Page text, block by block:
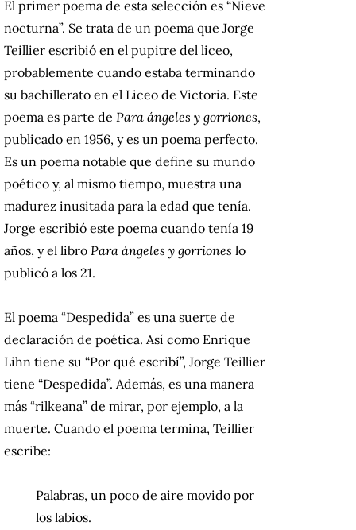
El primer poema de esta selección es “Nieve
nocturna”. Se trata de un poema que Jorge
Teillier escribió en el pupitre del liceo,
probablemente cuando estaba terminando
su bachillerato en el Liceo de Victoria. Este
poema es parte de Para ángeles y gorriones,
publicado en 1956, y es un poema perfecto.
Es un poema notable que define su mundo
poético y, al mismo tiempo, muestra una
madurez inusitada para la edad que tenía.
Jorge escribió este poema cuando tenía 19
años, y el libro Para ángeles y gorriones lo
publicó a los 21.
El poema “Despedida” es una suerte de
declaración de poética. Así como Enrique
Lihn tiene su “Por qué escribí”, Jorge Teillier
tiene “Despedida”. Además, es una manera
más “rilkeana” de mirar, por ejemplo, a la
muerte. Cuando el poema termina, Teillier
escribe:
Palabras, un poco de aire movido por
los labios.